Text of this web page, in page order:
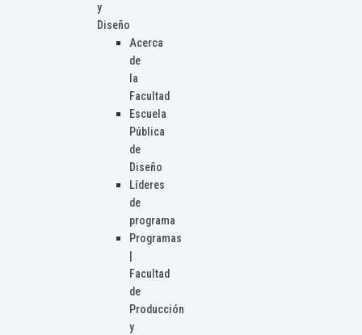
y
Diseño
Acerca
de
la
Facultad
Escuela
Pública
de
Diseño
Líderes
de
programa
Programas
Facultad
de
Producción
y